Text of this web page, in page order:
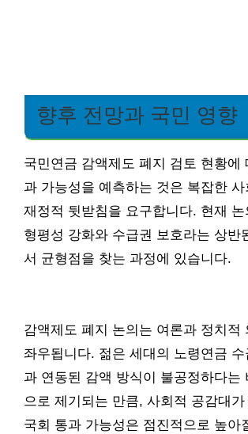
향후 전망과 국민 영향
국민연금 감액제도 폐지 검토 현황에
과 가능성을 예측하는 것은 복잡한
재정적 뒷받침을 요구합니다. 현재 논
형평성 강화와 수급권 보호라는 상반
서 균형점을 찾는 과정에 있습니다.
감액제도 폐지 논의는 여론과 정치적
좌우됩니다. 젊은 세대의 노령연금 수
과 연동된 감액 방식이 불공정하다는
으로 제기되는 만큼, 사회적 공감대
국회 통과 가능성은 점진적으로 높아